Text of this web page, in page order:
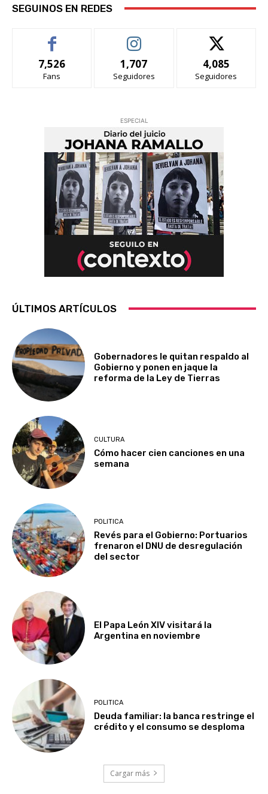
SEGUINOS EN REDES
7,526
Fans
1,707
Seguidores
4,085
Seguidores
ESPECIAL
ÚLTIMOS ARTÍCULOS
Gobernadores le quitan respaldo al
Gobierno y ponen en jaque la
reforma de la Ley de Tierras
CULTURA
Cómo hacer cien canciones en una
semana
POLITICA
Revés para el Gobierno: Portuarios
frenaron el DNU de desregulación
del sector
El Papa León XIV visitará la
Argentina en noviembre
POLITICA
Deuda familiar: la banca restringe el
crédito y el consumo se desploma
Cargar más